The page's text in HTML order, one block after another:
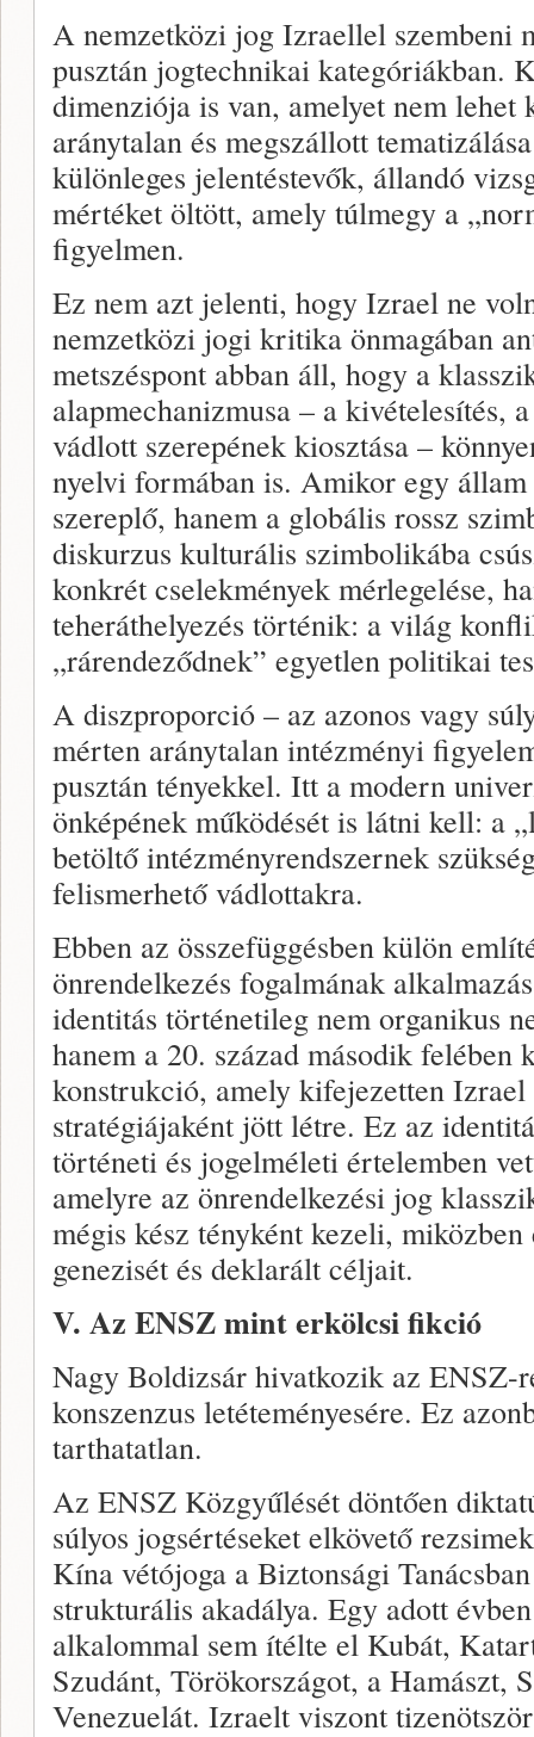
A nemzetközi jog Izraellel szembeni
pusztán jogtechnikai kategóriákban.
dimenziója is van, amelyet nem
aránytalan és megszállott
különleges jelentéstevők, állandó
mértéket öltött, amely túlmegy a
figyelmen.
Ez nem azt jelenti, hogy Izrael ne
nemzetközi jogi kritika önmagában
metszéspont abban áll, hogy a
alapmechanizmusa – a kivételesítés,
vádlott szerepének kiosztása –
nyelvi formában is. Amikor egy
szereplő, hanem a globális rossz
diskurzus kulturális szimbolikába
konkrét cselekmények mérlegelése,
teheráthelyezés történik: a világ
„rárendeződnek” egyetlen politikai
A diszproporció – az azonos vagy
mérten aránytalan intézményi
pusztán tényekkel. Itt a modern
önképének működését is látni kell: a
betöltő intézményrendszernek
felismerhető vádlottakra.
Ebben az összefüggésben külön
önrendelkezés fogalmának
identitás történetileg nem organikus
hanem a 20. század második
konstrukció, amely kifejezetten Izrael
stratégiájaként jött létre. Ez az
történeti és jogelméleti értelemben
amelyre az önrendelkezési jog
mégis kész tényként kezeli,
genezisét és deklarált céljait.
V. Az ENSZ mint erkölcsi fikció
Nagy Boldizsár hivatkozik az ENSZ-
konszenzus letéteményesére. Ez
tarthatatlan.
Az ENSZ Közgyűlését döntően
súlyos jogsértéseket elkövető
Kína vétójoga a Biztonsági
strukturális akadálya. Egy adott
alkalommal sem ítélte el Kubát,
Szudánt, Törökországot, a Hamászt,
Venezuelát. Izraelt viszont